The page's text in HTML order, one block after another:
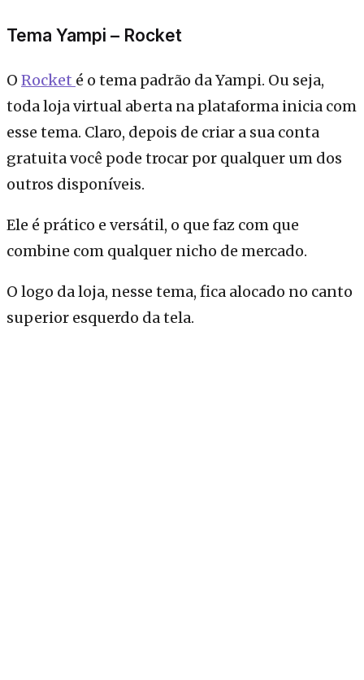
Tema Yampi – Rocket
O Rocket é o tema padrão da Yampi. Ou seja,
toda loja virtual aberta na plataforma inicia com
esse tema. Claro, depois de criar a sua conta
gratuita você pode trocar por qualquer um dos
outros disponíveis.
Ele é prático e versátil, o que faz com que
combine com qualquer nicho de mercado.
O logo da loja, nesse tema, fica alocado no canto
superior esquerdo da tela.